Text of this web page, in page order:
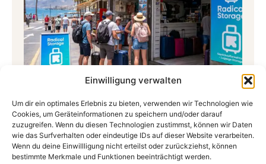
Einwilligung verwalten
Um dir ein optimales Erlebnis zu bieten, verwenden wir Technologien wie
Cookies, um Geräteinformationen zu speichern und/oder darauf
zuzugreifen. Wenn du diesen Technologien zustimmst, können wir Daten
wie das Surfverhalten oder eindeutige IDs auf dieser Website verarbeiten.
Wenn du deine Einwillligung nicht erteilst oder zurückziehst, können
bestimmte Merkmale und Funktionen beeinträchtigt werden.
Gepäckaufbewahrung auf Teneriffa –
Informationen und Buchung